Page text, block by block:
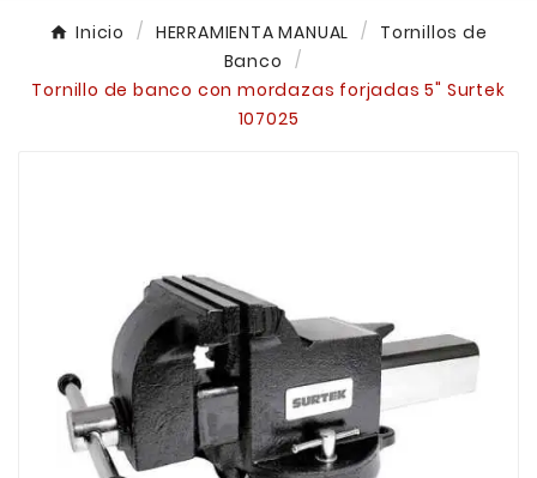
Inicio HERRAMIENTA MANUAL
Tornillos de
Banco
Tornillo de banco con mordazas forjadas 5" Surtek
107025